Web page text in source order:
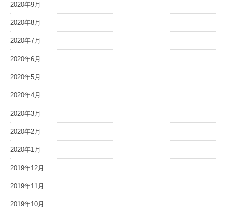
2020年9月
2020年8月
2020年7月
2020年6月
2020年5月
2020年4月
2020年3月
2020年2月
2020年1月
2019年12月
2019年11月
2019年10月